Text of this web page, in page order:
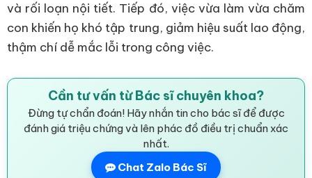
và rối loạn nội tiết. Tiếp đó, việc vừa làm vừa chăm
con khiến họ khó tập trung, giảm hiệu suất lao động,
thậm chí dễ mắc lỗi trong công việc.
Cần tư vấn từ Bác sĩ chuyên khoa?
Đừng tự chẩn đoán! Hãy nhắn tin cho bác sĩ để được
đánh giá triệu chứng và lên phác đồ điều trị chuẩn xác
nhất.
Chat Zalo Bác Sĩ